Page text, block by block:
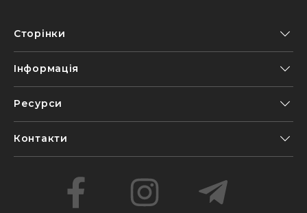
Сторінки
Інформація
Ресурси
Контакти